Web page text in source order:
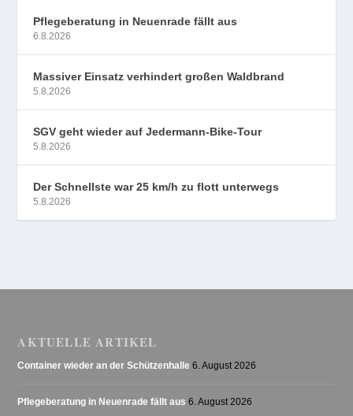
Pflegeberatung in Neuenrade fällt aus
6.8.2026
Massiver Einsatz verhindert großen Waldbrand
5.8.2026
SGV geht wieder auf Jedermann-Bike-Tour
5.8.2026
Der Schnellste war 25 km/h zu flott unterwegs
5.8.2026
AKTUELLE ARTIKEL
Container wieder an der Schützenhalle 6. August 2026
Pflegeberatung in Neuenrade fällt aus 6. August 2026